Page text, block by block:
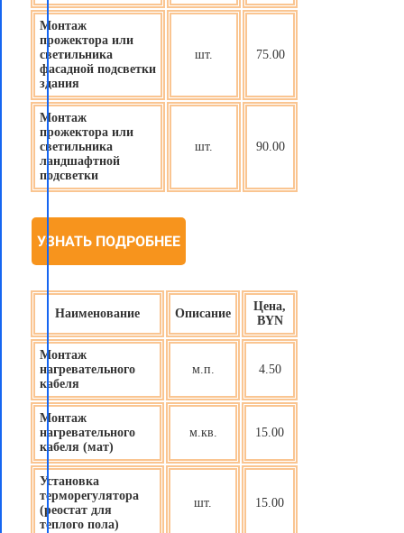
Монтаж
прожектора или
светильника
фасадной подсветки
здания
шт. 75.00
Монтаж
прожектора или
светильника
ландшафтной
подсветки
шт. 90.00
УЗНАТЬ ПОДРОБНЕЕ
Наименование Описание
Цена,
BYN
Монтаж
нагревательного
кабеля
м.п. 4.50
Монтаж
нагревательного
кабеля (мат)
м.кв. 15.00
Установка
терморегулятора
(реостат для
теплого пола)
шт. 15.00